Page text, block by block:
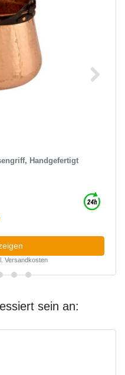
Handgefertigt
Versandkosten
sein an: